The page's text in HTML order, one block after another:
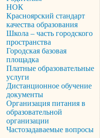
НОК
Красноярский стандарт
качества образования
Школа – часть городского
пространства
Городская базовая
площадка
Платные образовательные
услуги
Дистанционное обучение
документы
Организация питания в
образовательной
организации
Частозадаваемые вопросы